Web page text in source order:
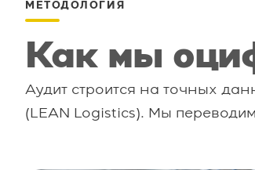
МЕТОДОЛОГИЯ
Как мы
Аудит строится на точных
(LEAN Logistics). Мы